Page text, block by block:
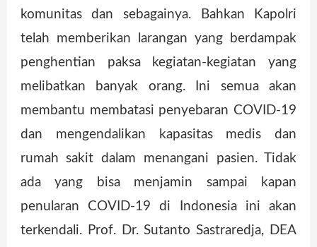
komunitas dan sebagainya. Bahkan Kapolri
telah memberikan larangan yang berdampak
penghentian paksa kegiatan-kegiatan yang
melibatkan banyak orang. Ini semua akan
membantu membatasi penyebaran COVID-19
dan mengendalikan kapasitas medis dan
rumah sakit dalam menangani pasien. Tidak
ada yang bisa menjamin sampai kapan
penularan COVID-19 di Indonesia ini akan
terkendali. Prof. Dr. Sutanto Sastraredja, DEA